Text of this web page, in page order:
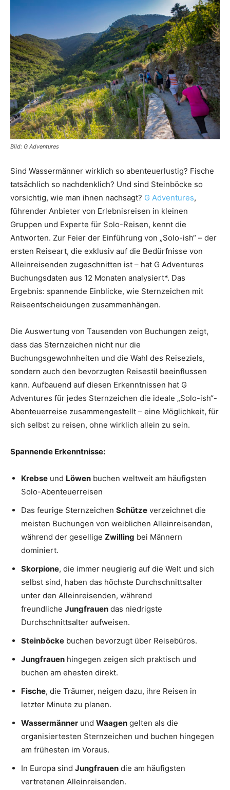
Reiseempfehlungen.
Bild: G Adventures
Sind Wassermänner wirklich so abenteuerlustig? Fische
tatsächlich so nachdenklich? Und sind Steinböcke so
vorsichtig, wie man ihnen nachsagt? G Adventures,
führender Anbieter von Erlebnisreisen in kleinen
Gruppen und Experte für Solo-Reisen, kennt die
Antworten. Zur Feier der Einführung von „Solo-ish“ – der
ersten Reiseart, die exklusiv auf die Bedürfnisse von
Alleinreisenden zugeschnitten ist – hat G Adventures
Buchungsdaten aus 12 Monaten analysiert*. Das
Ergebnis: spannende Einblicke, wie Sternzeichen mit
Reiseentscheidungen zusammenhängen.
Die Auswertung von Tausenden von Buchungen zeigt,
dass das Sternzeichen nicht nur die
Buchungsgewohnheiten und die Wahl des Reiseziels,
sondern auch den bevorzugten Reisestil beeinflussen
kann. Aufbauend auf diesen Erkenntnissen hat G
Adventures für jedes Sternzeichen die ideale „Solo-ish“-
Abenteuerreise zusammengestellt – eine Möglichkeit, für
sich selbst zu reisen, ohne wirklich allein zu sein.
Spannende Erkenntnisse:
Krebse und Löwen buchen weltweit am häufigsten
Solo-Abenteuerreisen
Das feurige Sternzeichen Schütze verzeichnet die
meisten Buchungen von weiblichen Alleinreisenden,
während der gesellige Zwilling bei Männern
dominiert.
Skorpione, die immer neugierig auf die Welt und sich
selbst sind, haben das höchste Durchschnittsalter
unter den Alleinreisenden, während
freundliche Jungfrauen das niedrigste
Durchschnittsalter aufweisen.
Steinböcke buchen bevorzugt über Reisebüros.
Jungfrauen hingegen zeigen sich praktisch und
buchen am ehesten direkt.
Fische, die Träumer, neigen dazu, ihre Reisen in
letzter Minute zu planen.
Wassermänner und Waagen gelten als die
organisiertesten Sternzeichen und buchen hingegen
am frühesten im Voraus.
In Europa sind Jungfrauen die am häufigsten
vertretenen Alleinreisenden.